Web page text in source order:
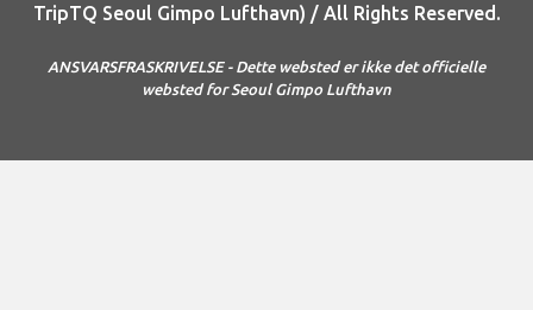
TripTQ Seoul Gimpo Lufthavn) / All Rights Reserved.
ANSVARSFRASKRIVELSE - Dette websted er ikke det officielle
websted for Seoul Gimpo Lufthavn